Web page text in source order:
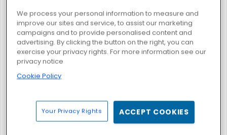
2020 Plus
We process your personal information to measure and
improve our sites and service, to assist our marketing
campaigns and to provide personalised content and
advertising. By clicking the button on the right, you can
exercise your privacy rights. For more information see our
privacy notice
Cookie Policy
Your Privacy Rights ACCEPT COOKIES